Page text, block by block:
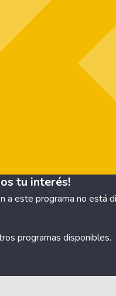
tu interés!
a este programa no está
programas disponibles.